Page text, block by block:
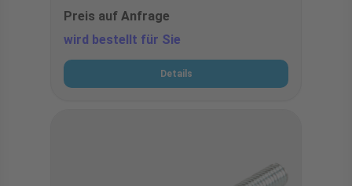
Preis auf Anfrage
wird bestellt für Sie
Details